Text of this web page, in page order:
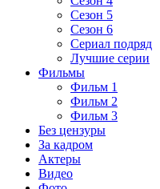
Сезон 5
Сезон 6
Сериал подряд
Лучшие серии
Фильмы
Фильм 1
Фильм 2
Фильм 3
Без цензуры
За кадром
Актеры
Видео